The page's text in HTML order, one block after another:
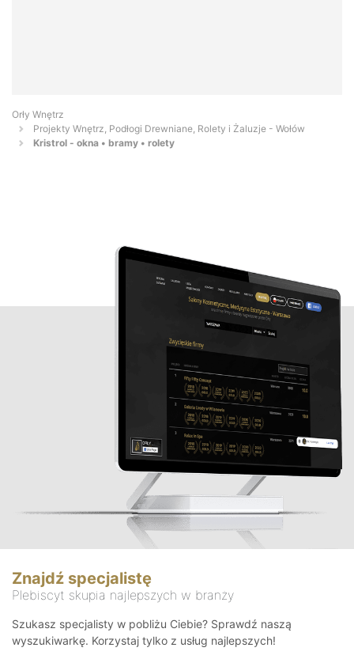
Orły Wnętrz
Projekty Wnętrz, Podłogi Drewniane, Rolety i Żaluzje - Wołów
Kristrol - okna • bramy • rolety
Znajdź specjalistę
Plebiscyt skupia najlepszych w branży
Szukasz specjalisty w pobliżu Ciebie? Sprawdź naszą
wyszukiwarkę. Korzystaj tylko z usług najlepszych!